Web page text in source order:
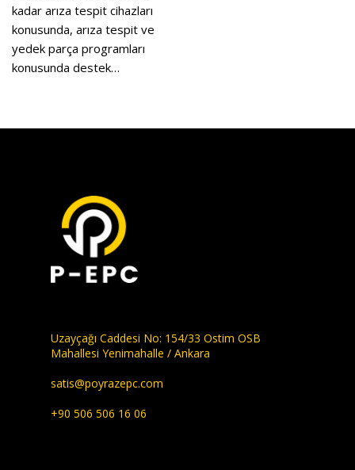
kadar arıza tespit cihazları
konusunda, arıza tespit ve
yedek parça programları
konusunda destek…
Uzayçağı Caddesi No: 154/33 Ostim OSB
Mahallesi Yenimahalle / Ankara
satis@poyrazepc.com
+90 506 506 16 06